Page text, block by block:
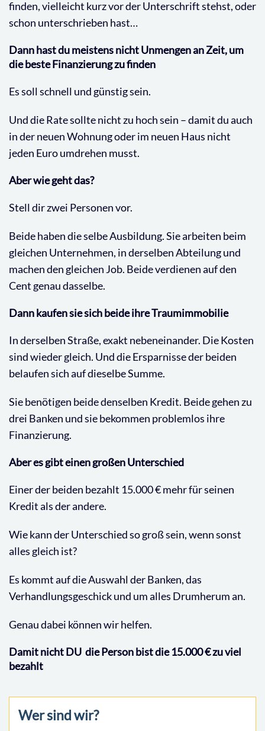
finden, vielleicht kurz vor der Unterschrift stehst, oder
schon unterschrieben hast…
Dann hast du meistens nicht Unmengen an Zeit, um
die beste Finanzierung zu finden
Es soll schnell und günstig sein.
Und die Rate sollte nicht zu hoch sein – damit du auch
in der neuen Wohnung oder im neuen Haus nicht
jeden Euro umdrehen musst.
Aber wie geht das?
Stell dir zwei Personen vor.
Beide haben die selbe Ausbildung. Sie arbeiten beim
gleichen Unternehmen, in derselben Abteilung und
machen den gleichen Job. Beide verdienen auf den
Cent genau dasselbe.
Dann kaufen sie sich beide ihre Traumimmobilie
In derselben Straße, exakt nebeneinander. Die Kosten
sind wieder gleich. Und die Ersparnisse der beiden
belaufen sich auf dieselbe Summe.
Sie benötigen beide denselben Kredit. Beide gehen zu
drei Banken und sie bekommen problemlos ihre
Finanzierung.
Aber es gibt einen großen Unterschied
Einer der beiden bezahlt 15.000 € mehr für seinen
Kredit als der andere.
Wie kann der Unterschied so groß sein, wenn sonst
alles gleich ist?
Es kommt auf die Auswahl der Banken, das
Verhandlungsgeschick und um alles Drumherum an.
Genau dabei können wir helfen.
Damit nicht DU die Person bist die 15.000 € zu viel
bezahlt
Wer sind wir?